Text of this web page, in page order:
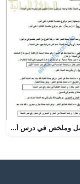
ورقة عمل وملخص في درس أنواع الخبر (لغة عربية) السادس